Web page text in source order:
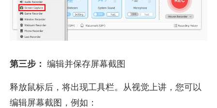
第三步： 编辑并保存屏幕截图
释放鼠标后，将出现工具栏。从视觉上讲，您可以
编辑屏幕截图，例如：